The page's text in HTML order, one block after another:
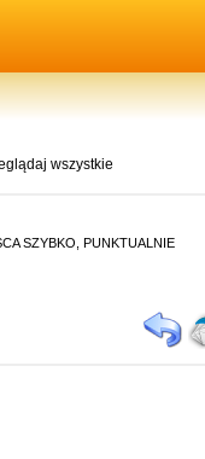
wszystkie
SZYBKO, PUNKTUALNIE